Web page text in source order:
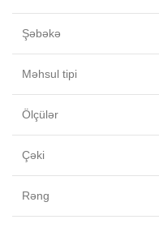
Şəbəkə
Məhsul tipi
Ölçülər
Çəki
Rəng